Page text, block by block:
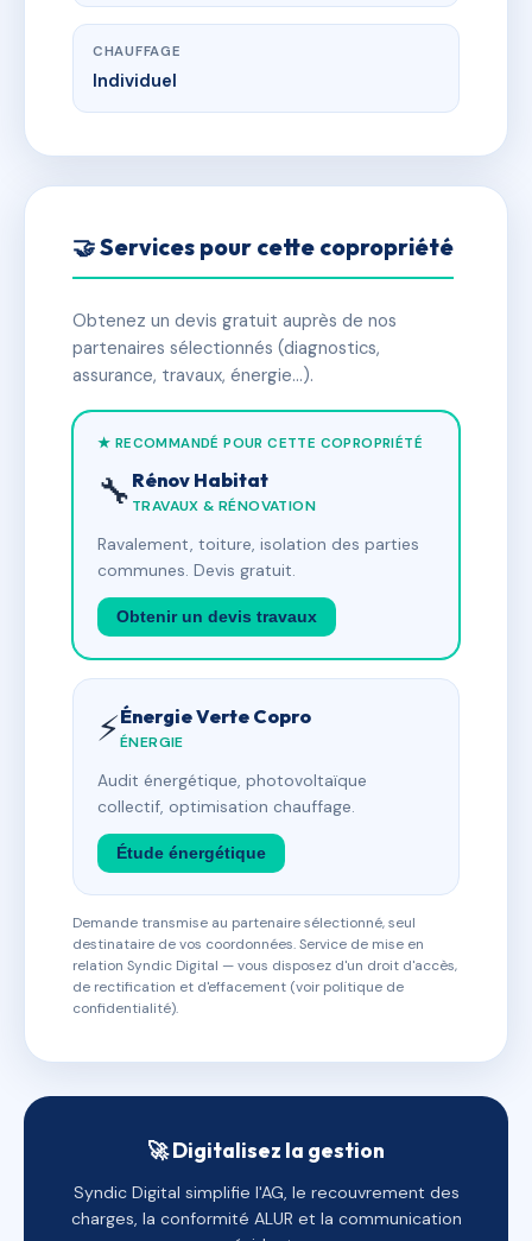
CHAUFFAGE
Individuel
🤝 Services pour cette copropriété
Obtenez un devis gratuit auprès de nos
partenaires sélectionnés (diagnostics,
assurance, travaux, énergie…).
★ RECOMMANDÉ POUR CETTE COPROPRIÉTÉ
🔧 Rénov Habitat
TRAVAUX & RÉNOVATION
Ravalement, toiture, isolation des parties
communes. Devis gratuit.
Obtenir un devis travaux
⚡Énergie Verte Copro
ÉNERGIE
Audit énergétique, photovoltaïque
collectif, optimisation chauffage.
Étude énergétique
Demande transmise au partenaire sélectionné, seul
destinataire de vos coordonnées. Service de mise en
relation Syndic Digital — vous disposez d'un droit d'accès,
de rectification et d'effacement (voir politique de
confidentialité).
🚀 Digitalisez la gestion
Syndic Digital simplifie l'AG, le recouvrement des
charges, la conformité ALUR et la communication